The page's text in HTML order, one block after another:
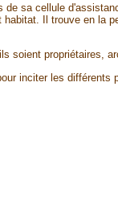
de sa cellule
Il trouve en la
soient propriétaires,
inciter les